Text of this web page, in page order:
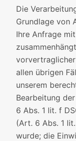
Die
Grundlage von
Ihre Anfrage
allen übrigen
unserem
Bearbeitung
6 Abs. 1 lit. f
(Art. 6 Abs. 1
wurde; die